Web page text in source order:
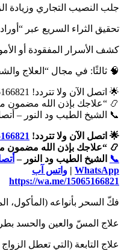
جلب النصيب التجاري وزيادة
تحقيق الثراء السريع عبر
كشف الأسرار المفقودة أو
🧠 ثالثًا: في مجال “العلاج
🌟 اتصل الآن ولا تتردد! 0015065166821
📿 “علاجك بإذن الله مضمون
📞 الشيخ الطيب ود النور –
🌟 اتصل الآن ولا تتردد!
📿 “علاجك بإذن الله مضمون
📞
الشيخ الطيب ود النور –
WhatsApp
| واتس آب
https://wa.me/15065166821
فكّ السحر بأنواعه (المأكول،
علاج المسّ والعين والحسد
علاج التابعة (التي تعطل